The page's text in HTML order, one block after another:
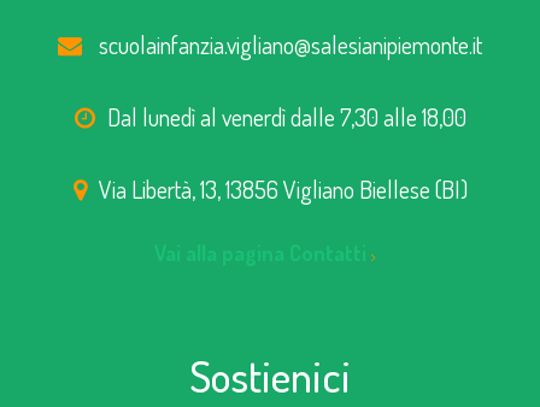
scuolainfanzia.vigliano@salesianipiemonte.it
Dal lunedì al venerdì dalle 7,30 alle 18,00
Via Libertà, 13, 13856 Vigliano Biellese (BI)
Sostienici